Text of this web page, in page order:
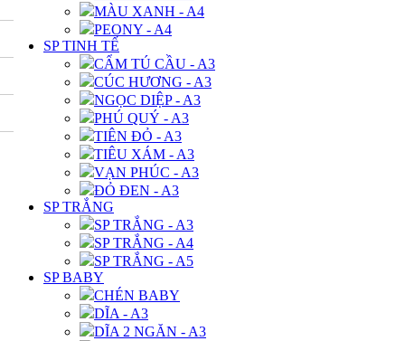
MÀU XANH - A4
PEONY - A4
SP TINH TẾ
CẨM TÚ CẦU - A3
CÚC HƯƠNG - A3
NGỌC DIỆP - A3
PHÚ QUÝ - A3
TIÊN ĐỎ - A3
TIÊU XÁM - A3
VẠN PHÚC - A3
ĐỎ ĐEN - A3
SP TRẮNG
SP TRẮNG - A3
SP TRẮNG - A4
SP TRẮNG - A5
SP BABY
CHÉN BABY
DĨA - A3
DĨA 2 NGĂN - A3